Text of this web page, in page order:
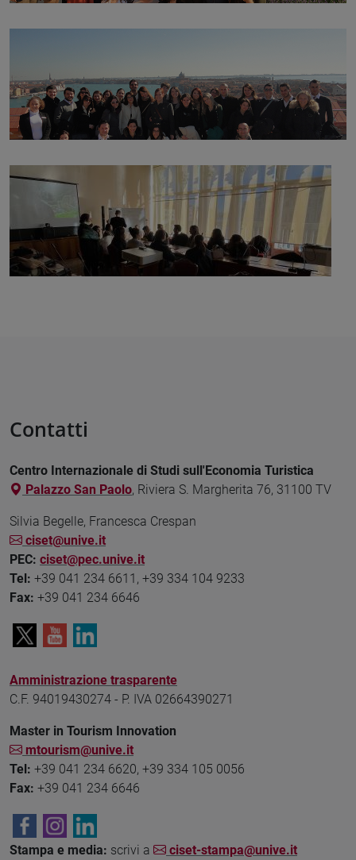
Contatti
Centro Internazionale di Studi sull'Economia Turistica
Palazzo San Paolo, Riviera S. Margherita 76, 31100 TV
Silvia Begelle, Francesca Crespan
ciset@unive.it
PEC: ciset@pec.unive.it
Tel: +39 041 234 6611, +39 334 104 9233
Fax: +39 041 234 6646
Amministrazione trasparente
C.F. 94019430274 - P. IVA 02664390271
Master in Tourism Innovation
mtourism@unive.it
Tel: +39 041 234 6620, +39 334 105 0056
Fax: +39 041 234 6646
Stampa e media: scrivi a ciset-stampa@unive.it